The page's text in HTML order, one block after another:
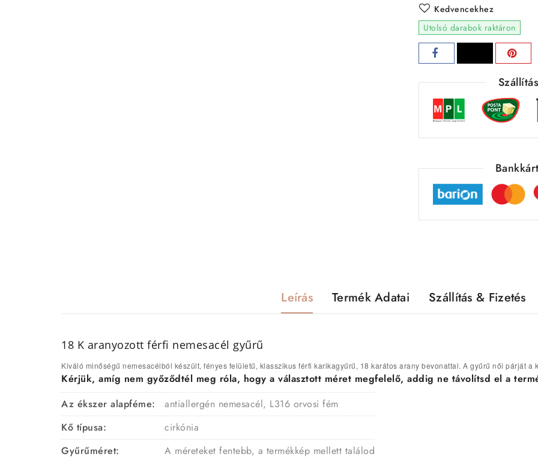
Kedvencekhez
Utolsó darabok raktáron
Leírás Termék Adatai Szállítás & Fizetés
18 K aranyozott férfi nemesacél gyűrű
Kiváló minőségű nemesacélból készült, fényes felületű, klasszikus férfi karikagyűrű, 18 karátos arany bevonattal. A gyűrű női párját
Kérjük, amíg nem győződtél meg róla, hogy a választott méret megfelelő, addig ne távolítsd el a
Az ékszer alapféme:
antiallergén nemesacél, L316 orvosi fém
Kő típusa:
cirkónia
Gyűrűméret:
A méreteket fentebb, a termékkép mellett találod